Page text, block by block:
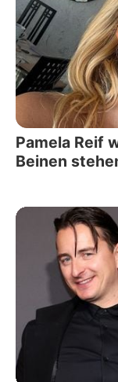
Pamela Reif
Beinen